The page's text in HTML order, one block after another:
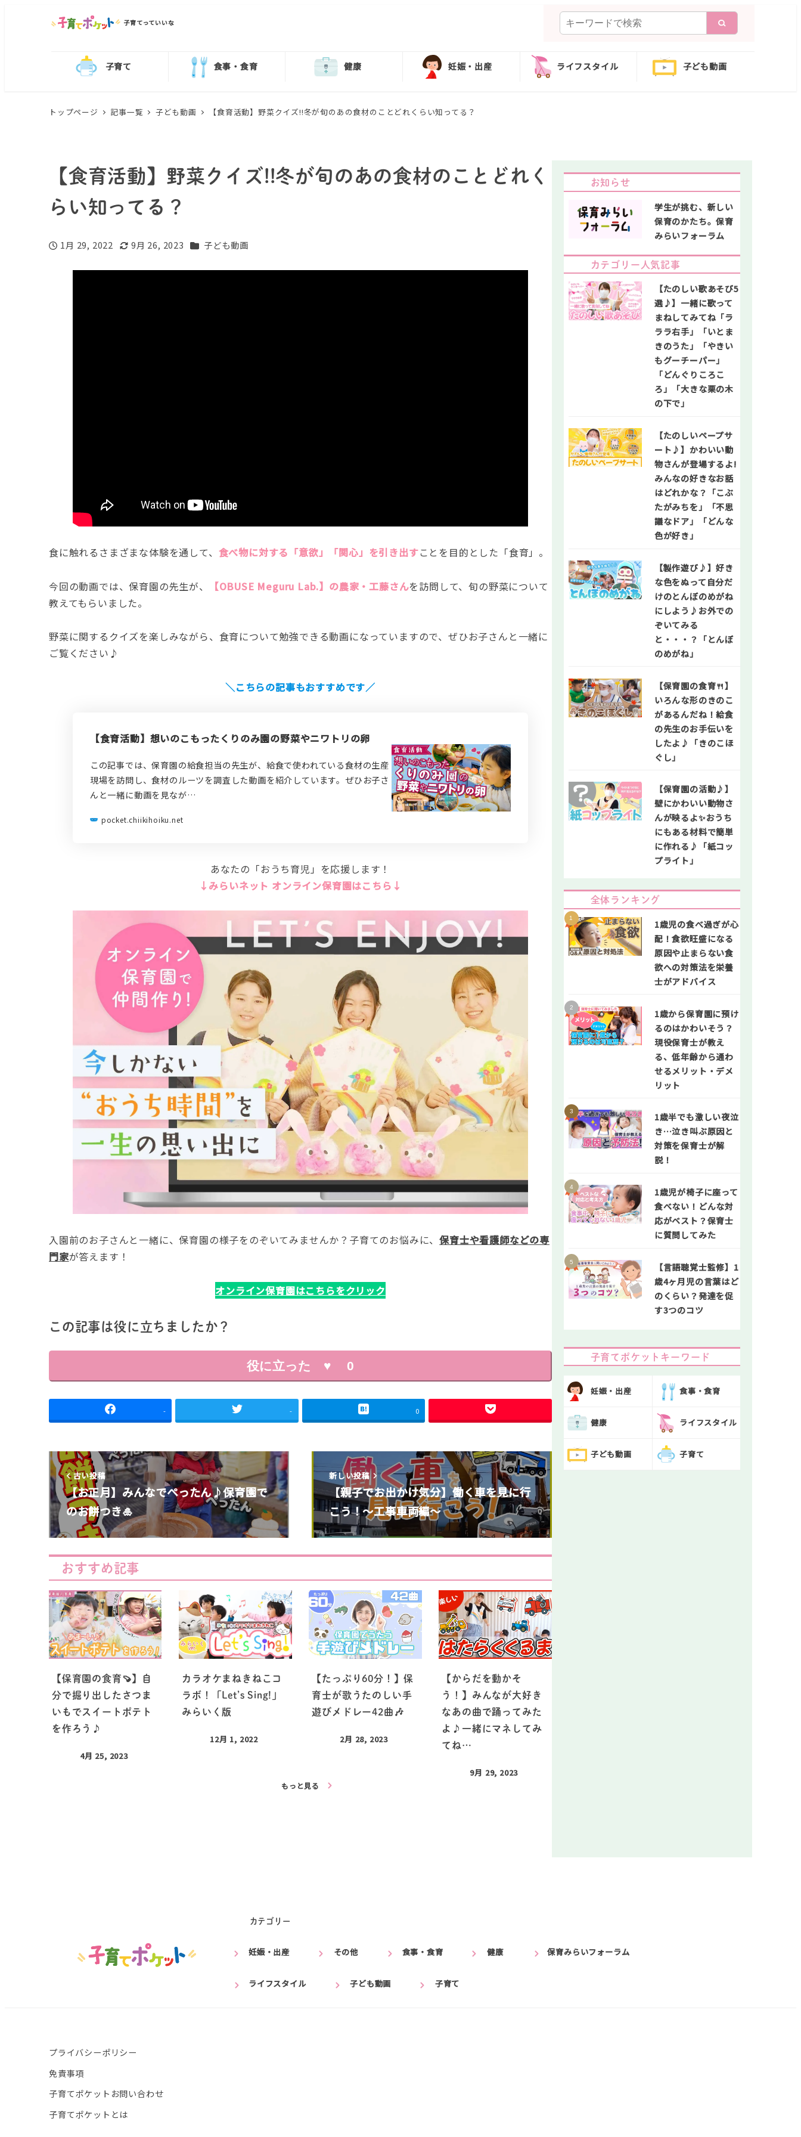
子育てっていいな
索
子育て 食事・食育 健康 妊娠・出産 ライフスタイル 子ども動画
トップページ 記事一覧 子ども動画 【食育活動】野菜クイズ!!冬が旬のあの食材のことどれくらい知ってる？
【食育活動】野菜クイズ!!冬が旬のあの食材のことどれく
らい知ってる？
投稿日
1月 29, 2022
更新日
9月 26, 2023 カテゴリー
子ども動画
食に触れるさまざまな体験を通して、 食べ物に対する「意欲」「関心」を引き出すことを目的とした「食育」。
今回の動画では、保育園の先生が、 【OBUSE Meguru Lab.】の農家・工藤さんを訪問して、旬の野菜について
教えてもらいました。
野菜に関するクイズを楽しみながら、食育について勉強できる動画になっていますので、ぜひお子さんと一緒に
ご覧ください♪
＼こちらの記事もおすすめです／
【食育活動】想いのこもったくりのみ園の野菜やニワトリの卵
この記事では、保育園の給食担当の先生が、給食で使われている食材の生産
現場を訪問し、食材のルーツを調査した動画を紹介しています。ぜひお子さ
んと一緒に動画を見なが…
pocket.chiikihoiku.net
あなたの「おうち育児」を応援します！
↓みらいネット オンライン保育園はこちら↓
入園前のお子さんと一緒に、保育園の様子をのぞいてみませんか？子育てのお悩みに、保育士や看護師などの専
門家が答えます！
オンライン保育園はこちらをクリック
この記事は役に立ちましたか？
役に立った ♥ 0
- - 0
古い投稿
【お正月】みんなでぺったん♪保育園で
のお餅つき🎍
新しい投稿
【親子でお出かけ気分】働く車を見に行
こう！～工事車両編～
おすすめ記事
【保育園の食育🍠】自
分で掘り出したさつま
いもでスイートポテト
を作ろう♪
4月 25, 2023
カラオケまねきねこコ
ラボ！「Let’s Sing!」
みらいく版
12月 1, 2022
【たっぷり60分！】保
育士が歌うたのしい手
遊びメドレー42曲🎶
2月 28, 2023
【からだを動かそ
う！】みんなが大好き
なあの曲で踊ってみた
よ♪一緒にマネしてみ
てね…
9月 29, 2023
もっと見る
お知らせ
学生が挑む、新しい
保育のかたち。保育
みらいフォーラム
カテゴリー人気記事
【たのしい歌あそび5
選♪】一緒に歌って
まねしてみてね「ラ
ララ右手」「いとま
きのうた」「やきい
もグーチーパー」
「どんぐりころこ
ろ」「大きな栗の木
の下で」
【たのしいペープサ
ート♪】かわいい動
物さんが登場するよ!
みんなの好きなお話
はどれかな？「こぶ
たがみちを」「不思
議なドア」「どんな
色が好き」
【製作遊び♪】好き
な色をぬって自分だ
けのとんぼのめがね
にしよう♪お外での
ぞいてみる
と・・・？「とんぼ
のめがね」
【保育園の食育🍴】
いろんな形のきのこ
があるんだね！給食
の先生のお手伝いを
したよ♪「きのこほ
ぐし」
【保育園の活動♪】
壁にかわいい動物さ
んが映るよ✨おうち
にもある材料で簡単
に作れる♪「紙コッ
プライト」
全体ランキング
1歳児の食べ過ぎが心
配！食欲旺盛になる
原因や止まらない食
欲への対策法を栄養
士がアドバイス
1歳から保育園に預け
るのはかわいそう？
現役保育士が教え
る、低年齢から通わ
せるメリット・デメ
リット
1歳半でも激しい夜泣
き…泣き叫ぶ原因と
対策を保育士が解
説！
1歳児が椅子に座って
食べない！どんな対
応がベスト？保育士
に質問してみた
【言語聴覚士監修】1
歳4ヶ月児の言葉はど
のくらい？発達を促
す3つのコツ
子育てポケットキーワード
妊娠・出産 食事・食育
健康 ライフスタイル
子ども動画 子育て
カテゴリー
妊娠・出産 その他 食事・食育 健康 保育みらいフォーラム
ライフスタイル 子ども動画 子育て
プライバシーポリシー
免責事項
子育てポケットお問い合わせ
子育てポケットとは